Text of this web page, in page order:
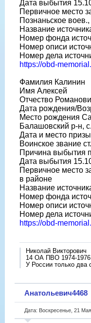
Дата выбытия
Первичное место
Познаньское
Название
Номер фонда
Номер описи
Номер дела
https://obd-
Фамилия Калинин
Имя Алексей
Отчество
Дата рождения/
Место рождения
Балашовский р-н,
Дата и место
Воинское звание
Причина выбытия
Дата выбытия
Первичное место
в районе
Название
Номер фонда
Номер описи
Номер дела
https://obd-
Николай Викторович
14 ОА ПВО 1974-1976
У России только два
Анатольевич4468
Дата: Воскресенье, 21